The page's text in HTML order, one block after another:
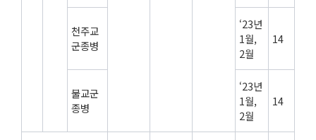
천주교
군종병
‘23년
1월,
2월
14
불교군
종병
‘23년
1월,
2월
14